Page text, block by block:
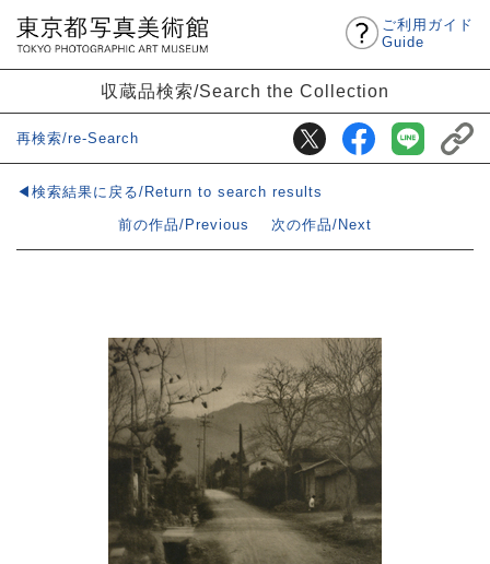
ご利用ガイド
Guide
収蔵品検索/Search the Collection
再検索/re-Search
◀検索結果に戻る/Return to search results
前の作品/Previous
次の作品/Next